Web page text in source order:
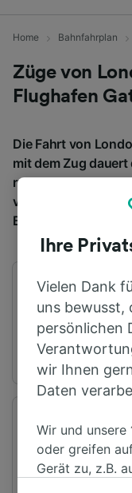
Home Bahnfahrplan
Züge von
Flughafen
Die Fahrt von
mit dem Zug
rund 39 km.
von London Bridge
Buchung im Voraus
Erster Zug
02:31
London Bridge
Ihre
Vielen Dank
uns bewusst,
persönlichen
wir Ihnen
Daten
Wir und unsere
oder greifen
Gerät zu, z.B.